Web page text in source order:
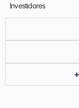
Investidores